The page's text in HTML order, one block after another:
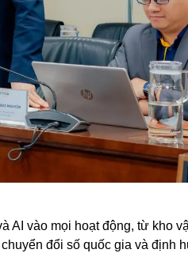
AI vào mọi hoạt động, từ kho
đổi số quốc gia và định